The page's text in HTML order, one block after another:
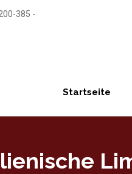
385 -
Startseite